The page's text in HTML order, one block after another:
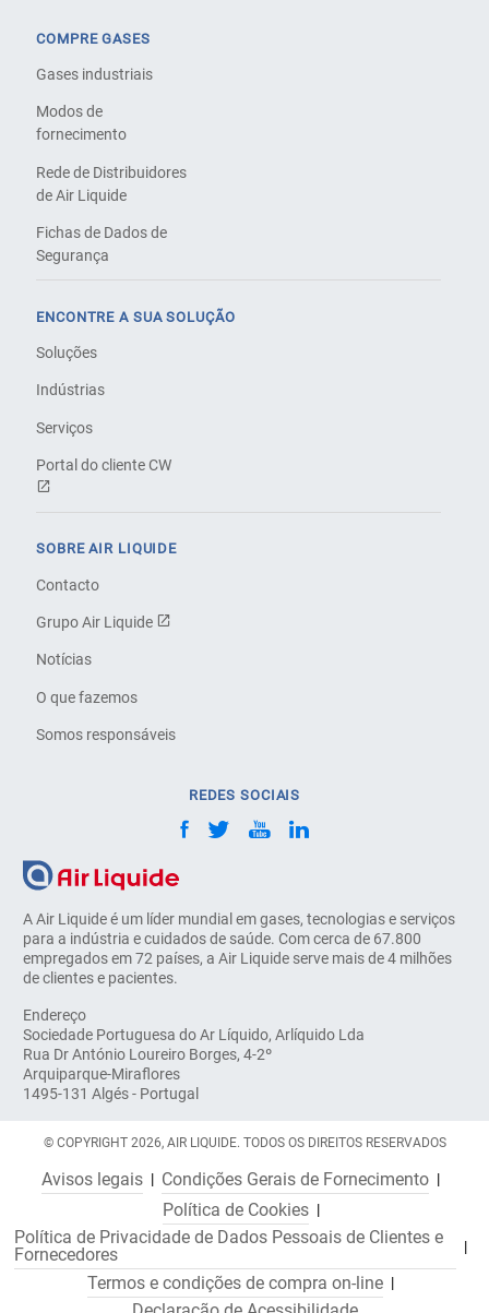
A Air Liquide é um líder mundial em gases, tecnologias e serviços
para a indústria e cuidados de saúde. Com cerca de 67.800
empregados em 72 países, a Air Liquide serve mais de 4 milhões
de clientes e pacientes.
Endereço
Sociedade Portuguesa do Ar Líquido, Arlíquido Lda
Rua Dr António Loureiro Borges, 4-2º
Arquiparque-Miraflores
1495-131 Algés - Portugal
COMPRE GASES
Gases industriais
Modos de
fornecimento
Rede de Distribuidores
de Air Liquide
Fichas de Dados de
Segurança
ENCONTRE A SUA SOLUÇÃO
Soluções
Indústrias
Serviços
Portal do cliente CW
SOBRE AIR LIQUIDE
Contacto
Grupo Air Liquide
Notícias
O que fazemos
Somos responsáveis
REDES SOCIAIS
© COPYRIGHT 2026, AIR LIQUIDE. TODOS OS DIREITOS RESERVADOS
Avisos legais
Condições Gerais de Fornecimento
Política de Cookies
Política de Privacidade de Dados Pessoais de Clientes e
Fornecedores
Termos e condições de compra on-line